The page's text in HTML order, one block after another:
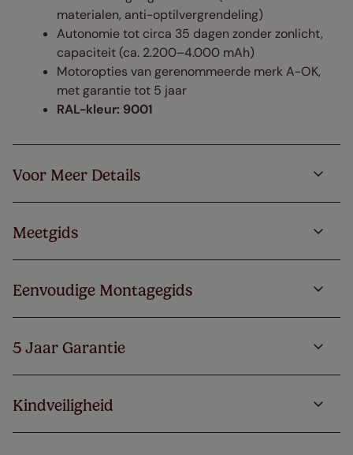
materialen, anti-optilvergrendeling)
Autonomie tot circa 35 dagen zonder zonlicht,
capaciteit (ca. 2.200–4.000 mAh)
Motoropties van gerenommeerde merk A-OK,
met garantie tot 5 jaar
RAL-kleur: 9001
Voor Meer Details
Meetgids
Eenvoudige Montagegids
5 Jaar Garantie
Kindveiligheid